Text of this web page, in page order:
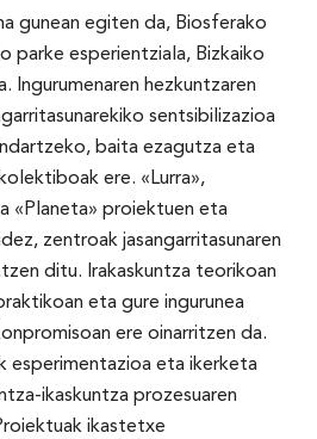
gunean egiten da, Biosferako
parke esperientziala, Bizkaiko
Ingurumenaren hezkuntzaren
sentsibilizazioa
baita ezagutza eta
ere. «Lurra»,
«Planeta» proiektuen eta
zentroak jasangarritasunaren
ditu. Irakaskuntza teorikoan
eta gure ingurunea
ere oinarritzen da.
esperimentazioa eta ikerketa
ikaskuntza prozesuaren
ikastetxe